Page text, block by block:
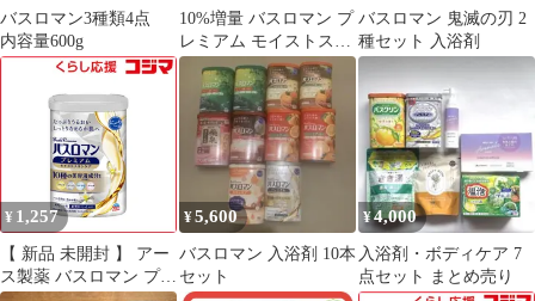
バスロマン3種類4点
内容量600g
10%増量 バスロマン プ
レミアム モイストスキ
ンケア 2個セット
バスロマン 鬼滅の刃 2
種セット 入浴剤
¥ 1,257
【 新品 未開封 】 アー
ス製薬 バスロマン プレ
¥5,600
バスロマン 入浴剤 10本
セット
¥4,000
入浴剤・ボディケア 7
点セット まとめ売り